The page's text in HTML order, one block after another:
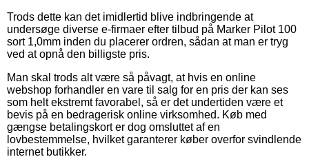
Trods dette kan det imidlertid blive indbringende at
undersøge diverse e-firmaer efter tilbud på Marker Pilot 100
sort 1,0mm inden du placerer ordren, sådan at man er tryg
ved at opnå den billigste pris.
Man skal trods alt være så påvagt, at hvis en online
webshop forhandler en vare til salg for en pris der kan ses
som helt ekstremt favorabel, så er det undertiden være et
bevis på en bedragerisk online virksomhed. Køb med
gængse betalingskort er dog omsluttet af en
lovbestemmelse, hvilket garanterer køber overfor svindlende
internet butikker.